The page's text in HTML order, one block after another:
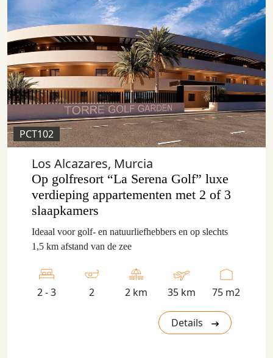
PCT102
Los Alcazares, Murcia
Op golfresort “La Serena Golf” luxe
verdieping appartementen met 2 of 3
slaapkamers
Ideaal voor golf- en natuurliefhebbers en op slechts
1,5 km afstand van de zee
2 - 3 2 2 km 35 km 75 m2
Details